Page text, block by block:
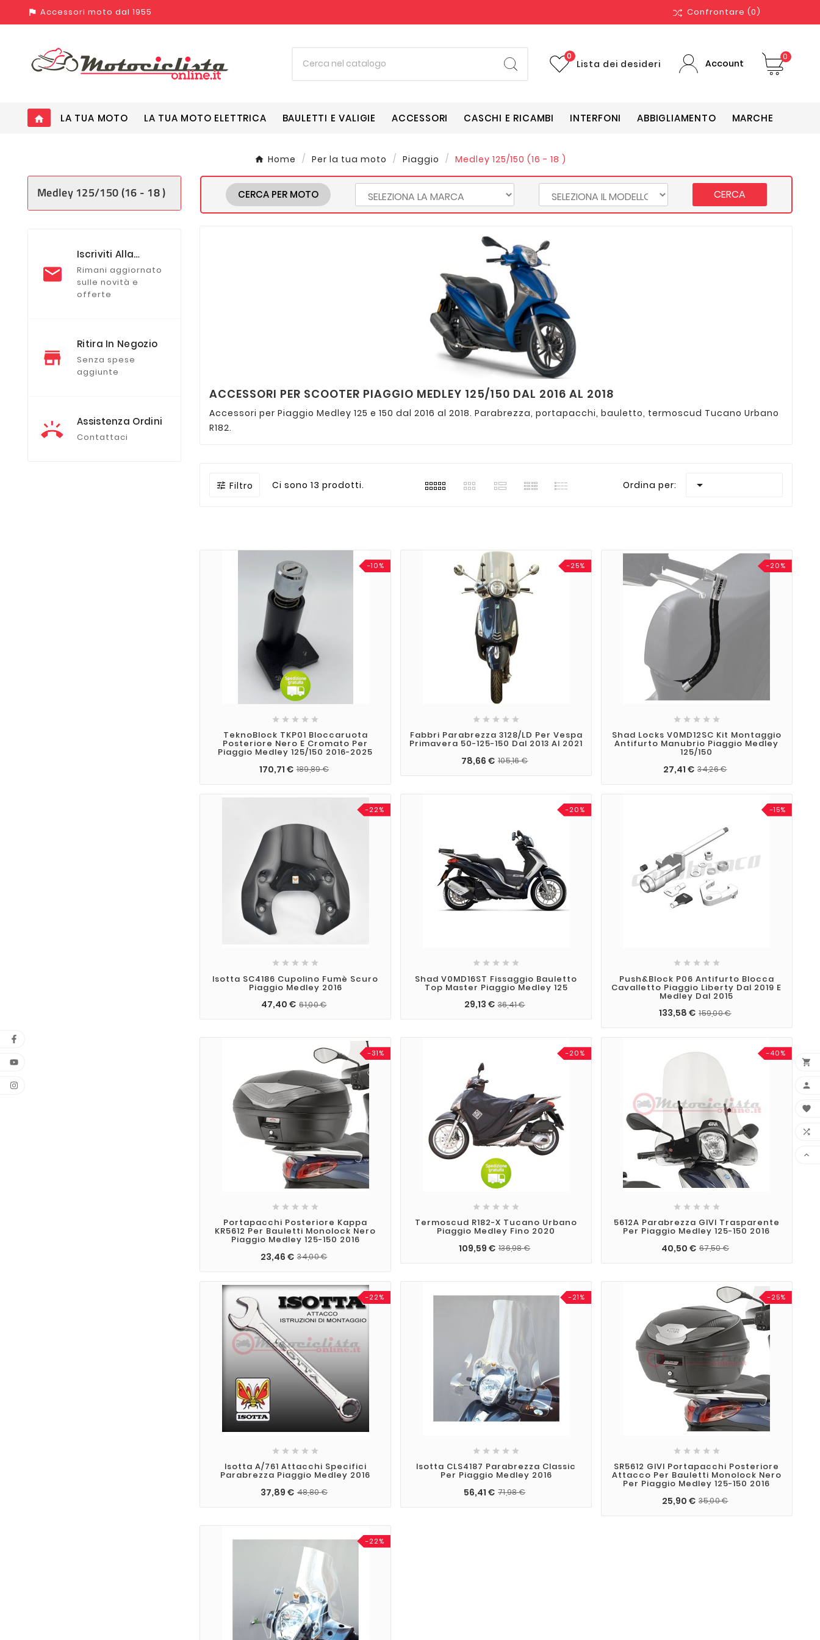
assistant_photo Accessori moto dal 1955 Confrontare (0)
Lista dei desideri
0
Account
0
home LA TUA MOTO LA TUA MOTO ELETTRICA BAULETTI E VALIGIE ACCESSORI CASCHI E RICAMBI INTERFONI ABBIGLIAMENTO MARCHE
Home Per la tua moto Piaggio Medley 125/150 (16 - 18 )
Medley 125/150 (16 - 18 )
Iscriviti Alla
Newsletter
Rimani aggiornato
sulle novità e
offerte
Ritira In Negozio
Senza spese
aggiunte
Assistenza Ordini
Contattaci
CERCA PER MOTO CERCA
ACCESSORI PER SCOOTER PIAGGIO MEDLEY 125/150 DAL 2016 AL 2018
Accessori per Piaggio Medley 125 e 150 dal 2016 al 2018. Parabrezza, portapacchi, bauletto, termoscud Tucano Urbano
R182.
 Filtro Ci sono 13 prodotti. Ordina per: 
-10%
    
TeknoBlock TKP01 Bloccaruota
Posteriore Nero E Cromato Per
Piaggio Medley 125/150 2016-2025
170,71 € 189,89 €
-25%
    
Fabbri Parabrezza 3128/LD Per Vespa
Primavera 50-125-150 Dal 2013 Al 2021
78,66 € 105,16 €
-20%
    
Shad Locks V0MD12SC Kit Montaggio
Antifurto Manubrio Piaggio Medley
125/150
27,41 € 34,26 €
-22%
    
Isotta SC4186 Cupolino Fumè Scuro
Piaggio Medley 2016
47,40 € 61,00 €
-20%
    
Shad V0MD16ST Fissaggio Bauletto
Top Master Piaggio Medley 125
29,13 € 36,41 €
-15%
    
Push&Block P06 Antifurto Blocca
Cavalletto Piaggio Liberty Dal 2019 E
Medley Dal 2015
133,58 € 159,00 €
-31%
    
Portapacchi Posteriore Kappa
KR5612 Per Bauletti Monolock Nero
Piaggio Medley 125-150 2016
23,46 € 34,00 €
-20%
    
Termoscud R182-X Tucano Urbano
Piaggio Medley Fino 2020
109,59 € 136,98 €
-40%
    
5612A Parabrezza GIVI Trasparente
Per Piaggio Medley 125-150 2016
40,50 € 67,50 €
-22%
    
Isotta A/761 Attacchi Specifici
Parabrezza Piaggio Medley 2016
37,89 € 48,80 €
-21%
    
Isotta CLS4187 Parabrezza Classic
Per Piaggio Medley 2016
56,41 € 71,98 €
-25%
    
SR5612 GIVI Portapacchi Posteriore
Attacco Per Bauletti Monolock Nero
Per Piaggio Medley 125-150 2016
25,90 € 35,00 €
-22%




